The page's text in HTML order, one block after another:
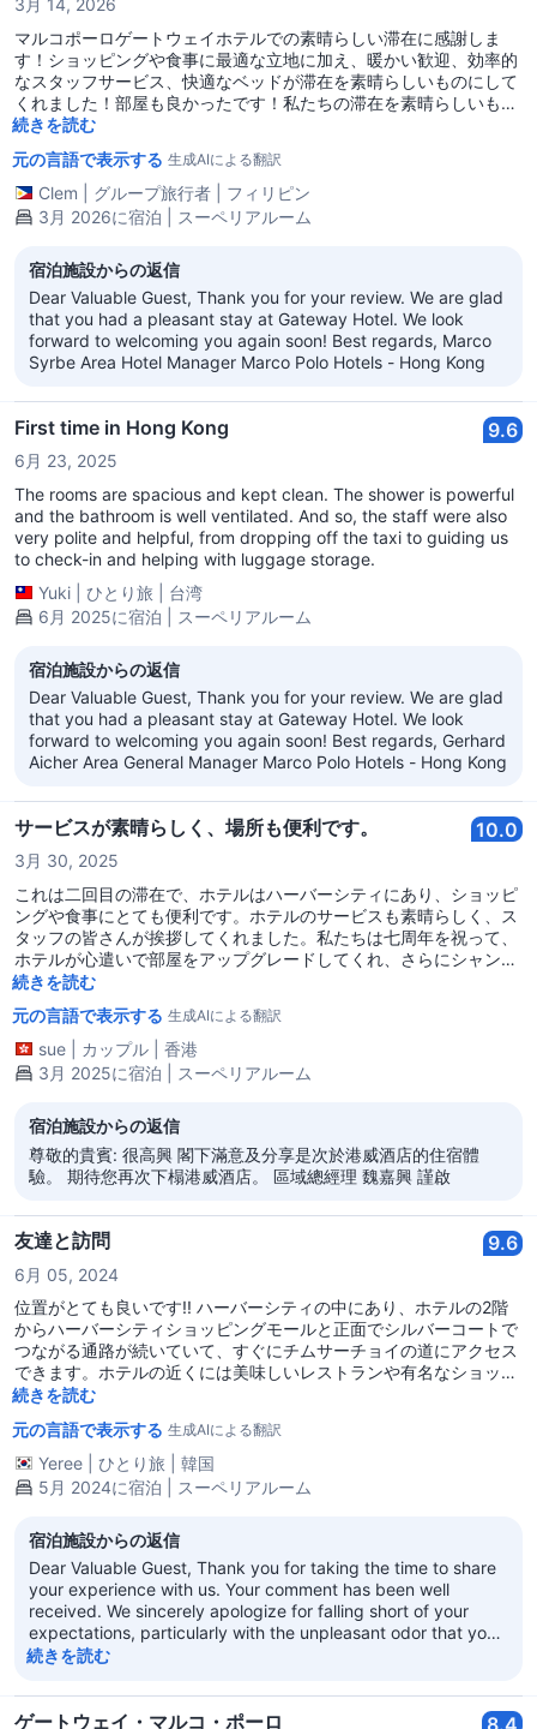
3月 14, 2026
マルコポーロゲートウェイホテルでの素晴らしい滞在に感謝しま
す！ショッピングや食事に最適な立地に加え、暖かい歓迎、効率的
なスタッフサービス、快適なベッドが滞在を素晴らしいものにして
くれました！部屋も良かったです！私たちの滞在を素晴らしいもの
にしてくれたゲートウェイチームに感謝します！
続きを読む
元の言語で表示する 生成AIによる翻訳
Clem グループ旅行者
フィリピン
3月 2026に宿泊 | スーペリアルーム
宿泊施設からの返信
Dear Valuable Guest, Thank you for your review. We are glad
that you had a pleasant stay at Gateway Hotel. We look
forward to welcoming you again soon! Best regards, Marco
Syrbe Area Hotel Manager Marco Polo Hotels - Hong Kong
First time in Hong Kong 9.6
6月 23, 2025
The rooms are spacious and kept clean. The shower is powerful
and the bathroom is well ventilated. And so, the staff were also
very polite and helpful, from dropping off the taxi to guiding us
to check-in and helping with luggage storage.
Yuki
ひとり旅
台湾
6月 2025に宿泊 | スーペリアルーム
宿泊施設からの返信
Dear Valuable Guest, Thank you for your review. We are glad
that you had a pleasant stay at Gateway Hotel. We look
forward to welcoming you again soon! Best regards, Gerhard
Aicher Area General Manager Marco Polo Hotels - Hong Kong
サービスが素晴らしく、場所も便利です。 10.0
3月 30, 2025
これは二回目の滞在で、ホテルはハーバーシティにあり、ショッピ
ングや食事にとても便利です。ホテルのサービスも素晴らしく、ス
タッフの皆さんが挨拶してくれました。私たちは七周年を祝って、
ホテルが心遣いで部屋をアップグレードしてくれ、さらにシャンパ
ンを贈って祝福してくれました。今回の旅は非常に満足でした。
続きを読む
元の言語で表示する 生成AIによる翻訳
sue カップル
香港
3月 2025に宿泊 | スーペリアルーム
宿泊施設からの返信
尊敬的貴賓: 很高興 閣下滿意及分享是次於港威酒店的住宿體
驗。 期待您再次下榻港威酒店。 區域總經理 魏嘉興 謹啟
友達と訪問 9.6
6月 05, 2024
位置がとても良いです!! ハーバーシティの中にあり、ホテルの2階
からハーバーシティショッピングモールと正面でシルバーコートで
つながる通路が続いていて、すぐにチムサーチョイの道にアクセス
できます。ホテルの近くには美味しいレストランや有名なショッピ
ングモールも多く、天気が悪くてもショッピングモール内を通って
ーターミナルやバス停もすぐ利用できて良かったし、全体的なルー
ムコンディションも良かったですし、部屋の大きさも非常に広々と
していて、トイレも広かったですが、全般的に湿気があり、エアコ
ンからカビの臭いがします。この点が改善されれば申し分ありませ
続きを読む
元の言語で表示する 生成AIによる翻訳
Yeree ひとり旅
韓国
5月 2024に宿泊 | スーペリアルーム
宿泊施設からの返信
Dear Valuable Guest, Thank you for taking the time to share
your experience with us. Your comment has been well
received. We sincerely apologize for falling short of your
expectations, particularly with the unpleasant odor that you
have encountered during your recent visit. Rest assured that
problem is rectified immediately. Your comments and
suggestions are much appreciated as they are indeed
続きを読む
ゲートウェイ・マルコ・ポーロ 8.4